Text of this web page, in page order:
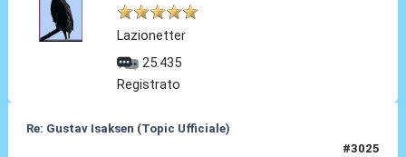
Lazionetter
25.435
Registrato
Re: Gustav Isaksen (Topic Ufficiale)
#3025